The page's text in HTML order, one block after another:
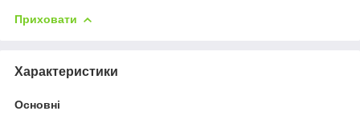
Приховати
Характеристики
Основні